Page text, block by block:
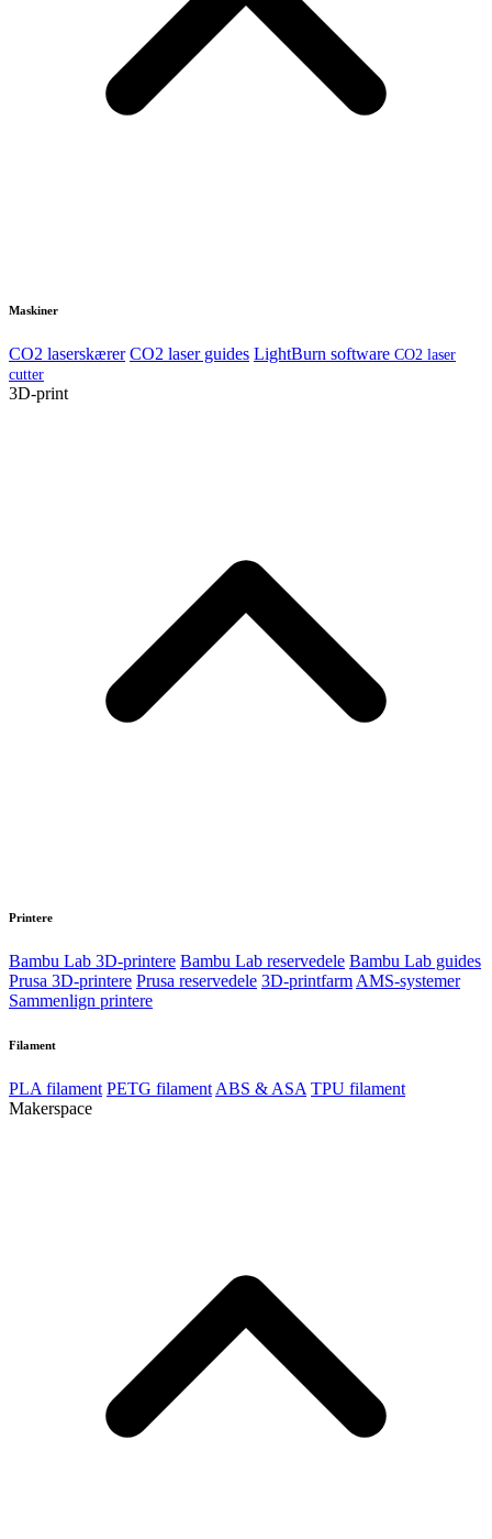
Maskiner
CO2 laserskærer CO2 laser guides LightBurn software CO2 laser
cutter
3D-print
Printere
Bambu Lab 3D-printere Bambu Lab reservedele Bambu Lab guides
Prusa 3D-printere Prusa reservedele 3D-printfarm AMS-systemer
Sammenlign printere
Filament
PLA filament PETG filament ABS & ASA TPU filament
Makerspace